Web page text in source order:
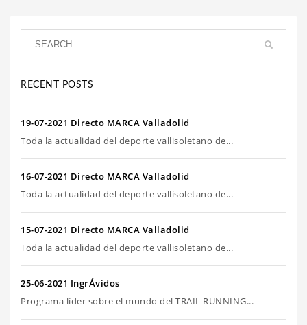
RECENT POSTS
19-07-2021 Directo MARCA Valladolid
Toda la actualidad del deporte vallisoletano de...
16-07-2021 Directo MARCA Valladolid
Toda la actualidad del deporte vallisoletano de...
15-07-2021 Directo MARCA Valladolid
Toda la actualidad del deporte vallisoletano de...
25-06-2021 IngrÁvidos
Programa líder sobre el mundo del TRAIL RUNNING...